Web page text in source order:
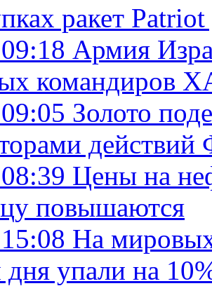
ракет
Армия
командиров
Золото
Цены на
повышаются
На
дня упали на